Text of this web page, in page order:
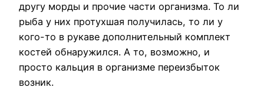
другу морды и прочие части организма. То ли
рыба у них протухшая получилась, то ли у
кого-то в рукаве дополнительный комплект
костей обнаружился. А то, возможно, и
просто кальция в организме переизбыток
возник.